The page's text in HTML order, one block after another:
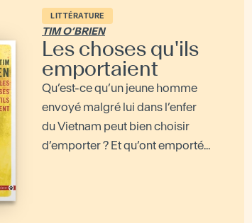
LITTÉRATURE
TIM O’BRIEN
Les choses qu'ils
emportaient
Qu’est-ce qu’un jeune homme
envoyé malgré lui dans l’enfer
du Vietnam peut bien choisir
d’emporter ? Et qu’ont emporté...